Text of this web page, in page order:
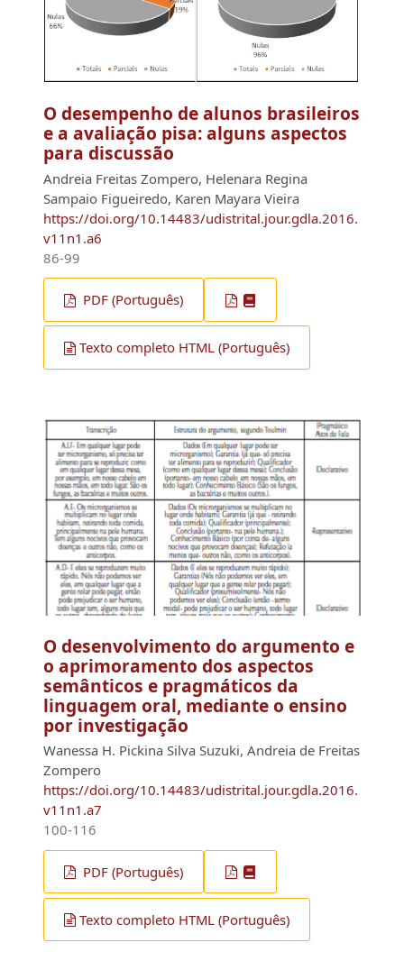
O desempenho de alunos brasileiros
e a avaliação pisa: alguns aspectos
para discussão
Andreia Freitas Zompero, Helenara Regina
Sampaio Figueiredo, Karen Mayara Vieira
https://doi.org/10.14483/udistrital.jour.gdla.2016.
v11n1.a6
86-99
PDF (Português)
Texto completo HTML (Português)
O desenvolvimento do argumento e
o aprimoramento dos aspectos
semânticos e pragmáticos da
linguagem oral, mediante o ensino
por investigação
Wanessa H. Pickina Silva Suzuki, Andreia de Freitas
Zompero
https://doi.org/10.14483/udistrital.jour.gdla.2016.
v11n1.a7
100-116
PDF (Português)
Texto completo HTML (Português)